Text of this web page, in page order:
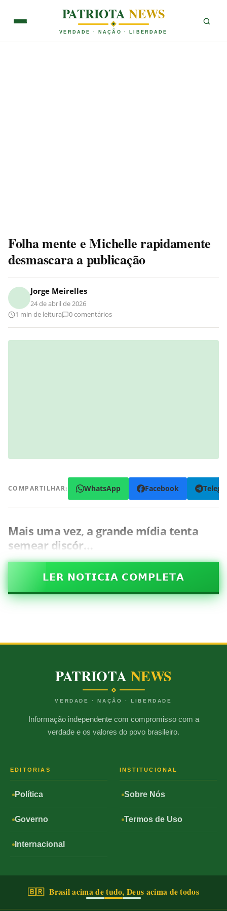
PATRIOTANEWS
VERDADE · NAÇÃO · LIBERDADE
Folha mente e Michelle rapidamente
desmascara a publicação
Jorge Meirelles
24 de abril de 2026
1 min de leitura
0 comentários
COMPARTILHAR: WhatsApp Facebook
Mais uma vez, a grande mídia tenta
semear discór…
𝗟𝗘𝗥 𝗡𝗢𝗧𝗜𝗖𝗜𝗔 𝗖𝗢𝗠𝗣𝗟𝗘𝗧𝗔
PATRIOTANEWS
VERDADE · NAÇÃO · LIBERDADE
Informação independente com compromisso com a
verdade e os valores do povo brasileiro.
EDITORIAS
Política
Governo
Internacional
INSTITUCIONAL
Sobre Nós
Termos de Uso
🇧🇷 Brasil acima de tudo, Deus acima de todos